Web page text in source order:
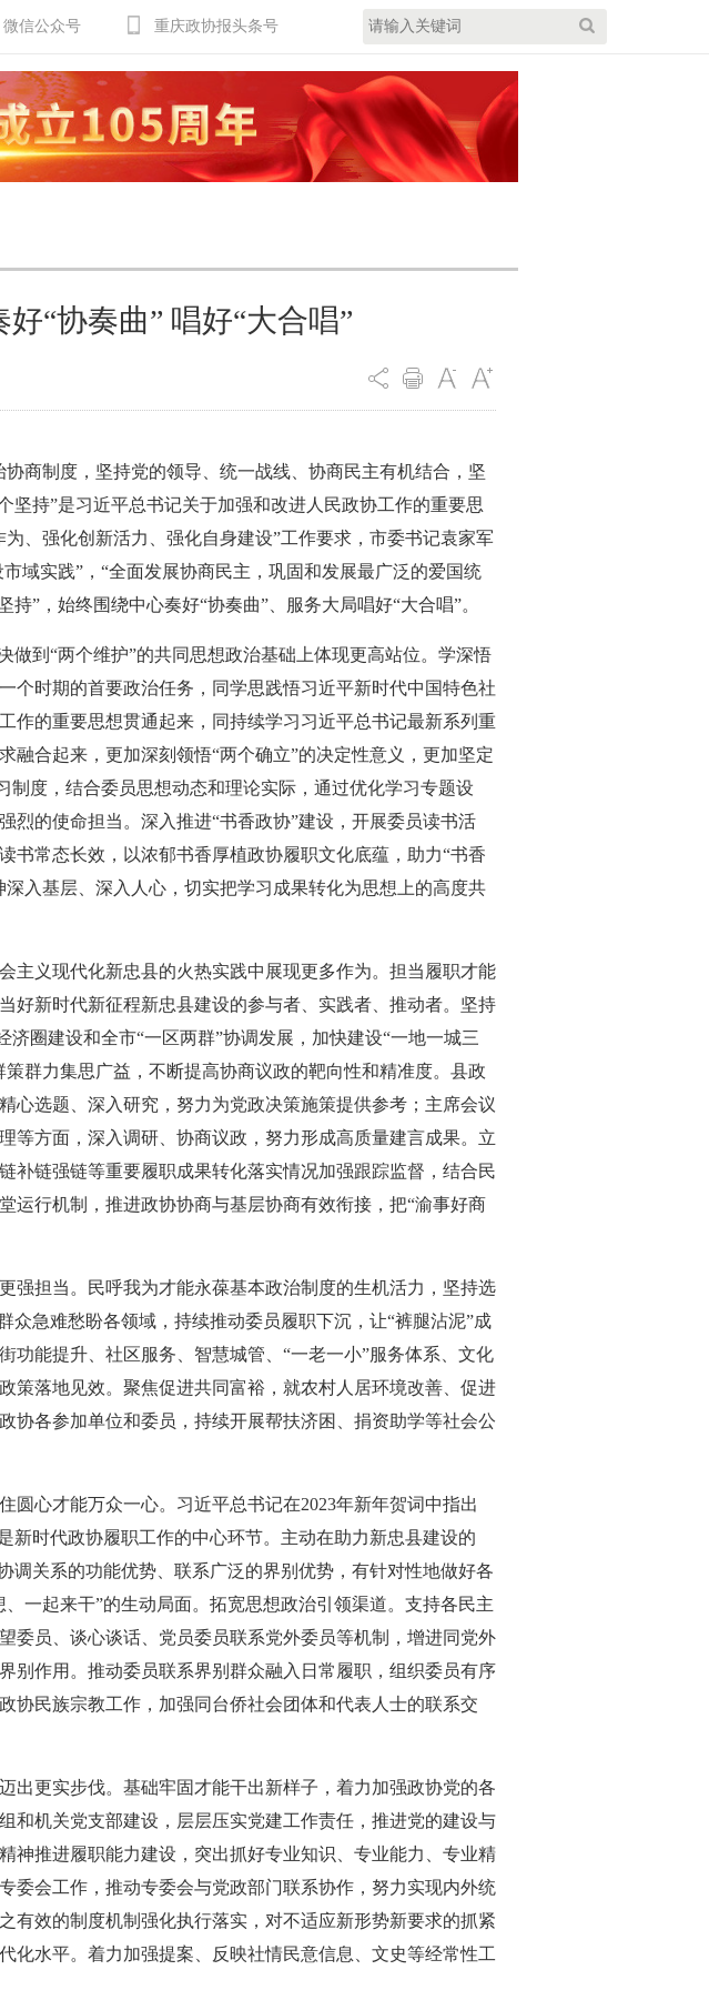
微信公众号 重庆政协报头条号
“协奏曲” 唱好“大合唱”
商制度，坚持党的领导、统一战线、协商民主有机结合，坚
坚持”是习近平总书记关于加强和改进人民政协工作的重要思
、强化创新活力、强化自身建设”工作要求，市委书记袁家军
域实践”，“全面发展协商民主，巩固和发展最广泛的爱国统
”，始终围绕中心奏好“协奏曲”、服务大局唱好“大合唱”。
到“两个维护”的共同思想政治基础上体现更高站位。学深悟
个时期的首要政治任务，同学思践悟习近平新时代中国特色社
作的重要思想贯通起来，同持续学习习近平总书记最新系列重
合起来，更加深刻领悟“两个确立”的决定性意义，更加坚定
制度，结合委员思想动态和理论实际，通过优化学习专题设
烈的使命担当。深入推进“书香政协”建设，开展委员读书活
书常态长效，以浓郁书香厚植政协履职文化底蕴，助力“书香
入基层、深入人心，切实把学习成果转化为思想上的高度共
主义现代化新忠县的火热实践中展现更多作为。担当履职才能
好新时代新征程新忠县建设的参与者、实践者、推动者。坚持
圈建设和全市“一区两群”协调发展，加快建设“一地一城三
群力集思广益，不断提高协商议政的靶向性和精准度。县政
心选题、深入研究，努力为党政决策施策提供参考；主席会议
等方面，深入调研、协商议政，努力形成高质量建言成果。立
补链强链等重要履职成果转化落实情况加强跟踪监督，结合民
运行机制，推进政协协商与基层协商有效衔接，把“渝事好商
强担当。民呼我为才能永葆基本政治制度的生机活力，坚持选
急难愁盼各领域，持续推动委员履职下沉，让“裤腿沾泥”成
功能提升、社区服务、智慧城管、“一老一小”服务体系、文化
策落地见效。聚焦促进共同富裕，就农村人居环境改善、促进
协各参加单位和委员，持续开展帮扶济困、捐资助学等社会公
心才能万众一心。习近平总书记在2023年新年贺词中指出
新时代政协履职工作的中心环节。主动在助力新忠县建设的
调关系的功能优势、联系广泛的界别优势，有针对性地做好各
一起来干”的生动局面。拓宽思想政治引领渠道。支持各民主
委员、谈心谈话、党员委员联系党外委员等机制，增进同党外
别作用。推动委员联系界别群众融入日常履职，组织委员有序
协民族宗教工作，加强同台侨社会团体和代表人士的联系交
出更实步伐。基础牢固才能干出新样子，着力加强政协党的各
和机关党支部建设，层层压实党建工作责任，推进党的建设与
神推进履职能力建设，突出抓好专业知识、专业能力、专业精
委会工作，推动专委会与党政部门联系协作，努力实现内外统
有效的制度机制强化执行落实，对不适应新形势新要求的抓紧
化水平。着力加强提案、反映社情民意信息、文史等经常性工